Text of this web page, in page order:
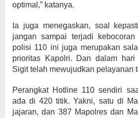
optimal,” katanya.
Ia juga menegaskan, soal
jangan sampai terjadi
polisi 110 ini juga merupakan
prioritas Kapolri. Dan dalam
Sigit telah mewujudkan pelayanan
Perangkat Hotline 110 sendiri
ada di 420 titik. Yakni, satu di
jajaran, dan 387 Mapolres dan